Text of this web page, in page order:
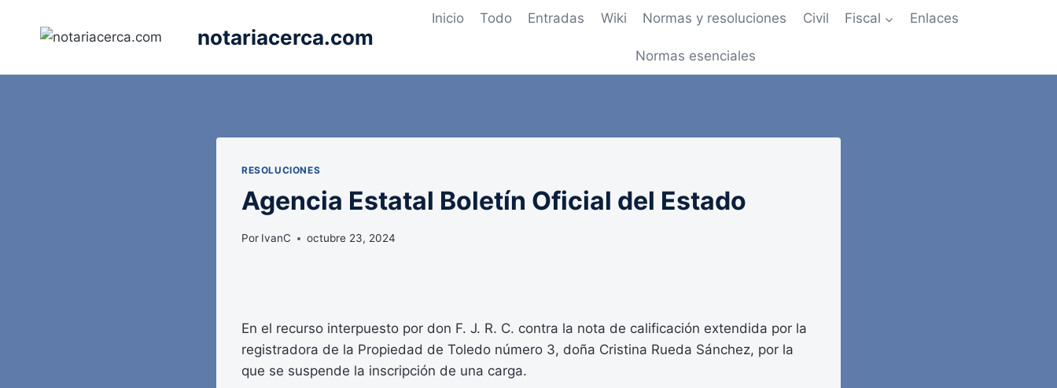
notariacerca.com
Inicio Todo Entradas Wiki Normas y resoluciones Civil Fiscal Enlaces
Normas esenciales
RESOLUCIONES
Agencia Estatal Boletín Oficial del Estado
Por IvanC octubre 23, 2024
En el recurso interpuesto por don F. J. R. C. contra la nota de calificación extendida por la
registradora de la Propiedad de Toledo número 3, doña Cristina Rueda Sánchez, por la
que se suspende la inscripción de una carga.